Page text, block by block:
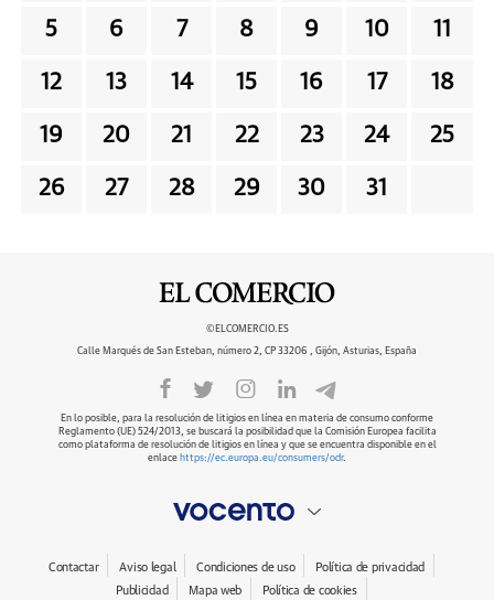
5 6 7 8 9 10 11
12 13 14 15 16 17 18
19 20 21 22 23 24 25
26 27 28 29 30 31
©ELCOMERCIO.ES
Calle Marqués de San Esteban, número 2, CP 33206 , Gijón, Asturias, España
En lo posible, para la resolución de litigios en línea en materia de consumo conforme
Reglamento (UE) 524/2013, se buscará la posibilidad que la Comisión Europea facilita
como plataforma de resolución de litigios en línea y que se encuentra disponible en el
enlace https://ec.europa.eu/consumers/odr.
Contactar Aviso legal Condiciones de uso
Política de privacidad
Publicidad
Mapa web Política de cookies